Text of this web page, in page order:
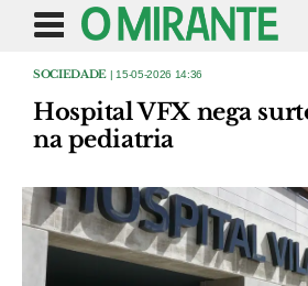
SOCIEDADE | 15-05-2026 14:36
Hospital VFX nega
na pediatria